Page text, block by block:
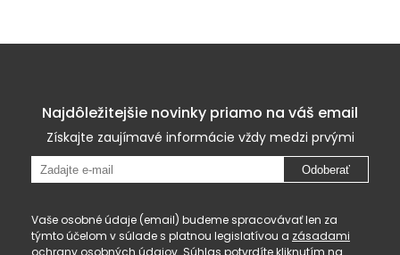
Najdôležitejšie novinky priamo na váš email
Získajte zaujímavé informácie vždy medzi prvými
Odoberať
Vaše osobné údaje (email) budeme spracovávať len za
týmto účelom v súlade s platnou legislatívou a zásadami
ochrany osobných údajov. Súhlas potvrdíte kliknutím na